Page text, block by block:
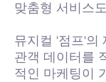
맞춤형 서비스
뮤지컬 '점프'의
관객 데이터를
적인 마케팅이